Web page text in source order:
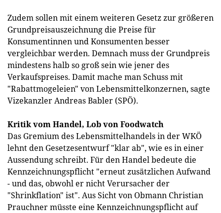
Zudem sollen mit einem weiteren Gesetz zur größeren
Grundpreisauszeichnung die Preise für
Konsumentinnen und Konsumenten besser
vergleichbar werden. Demnach muss der Grundpreis
mindestens halb so groß sein wie jener des
Verkaufspreises. Damit mache man Schuss mit
"Rabattmogeleien" von Lebensmittelkonzernen, sagte
Vizekanzler Andreas Babler (SPÖ).
Kritik vom Handel, Lob von Foodwatch
Das Gremium des Lebensmittelhandels in der WKÖ
lehnt den Gesetzesentwurf "klar ab", wie es in einer
Aussendung schreibt. Für den Handel bedeute die
Kennzeichnungspflicht "erneut zusätzlichen Aufwand
- und das, obwohl er nicht Verursacher der
"Shrinkflation" ist". Aus Sicht von Obmann Christian
Prauchner müsste eine Kennzeichnungspflicht auf